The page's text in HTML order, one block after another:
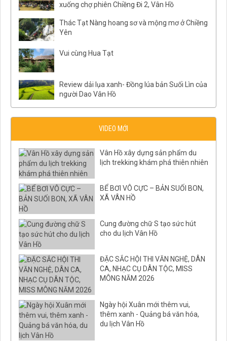
xuống chợ phiên Chiềng Đi 2, Vân Hồ
Thác Tạt Nàng hoang sơ và mộng mơ ở Chiềng
Yên
Vui cùng Hua Tạt
Review dải lụa xanh- Đồng lúa bản Suối Lìn của
người Dao Vân Hồ
VIDEO MỚI
Vân Hồ xây dựng sản phẩm du
lịch trekking khám phá thiên nhiên
BỂ BƠI VÔ CỰC – BẢN SUỐI BON,
XÃ VÂN HỒ
Cung đường chữ S tạo sức hút
cho du lịch Vân Hồ
ĐẶC SẮC HỘI THI VĂN NGHỆ, DÂN
CA, NHẠC CỤ DÂN TỘC, MISS
MÔNG NĂM 2026
Ngày hội Xuân mới thêm vui,
thêm xanh - Quảng bá văn hóa,
du lịch Vân Hồ